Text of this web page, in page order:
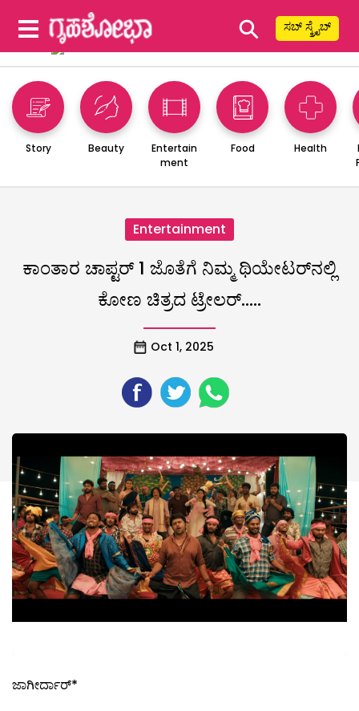
⚲ ಸಬ್ ಸ್ಕ್ರೈಬ್
Story Beauty
Entertain
ment
Food Health
Entertainment
ಕಾಂತಾರ ಚಾಪ್ಟರ್ 1 ಜೊತೆಗೆ ನಿಮ್ಮ ಥಿಯೇಟರ್‌ನಲ್ಲಿ
ಕೋಣ ಚಿತ್ರದ ಟ್ರೇಲರ್…..
Oct 1, 2025
ಜಾಗೀರ್ದಾರ್*